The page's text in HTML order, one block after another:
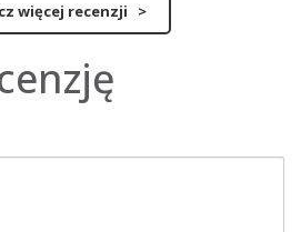
więcej recenzji >